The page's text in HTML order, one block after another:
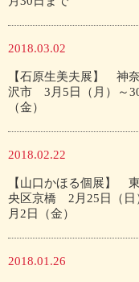
2018.03.02
【石原生美夫展】 神
沢市 3月5日（月）～
（金）
2018.02.22
【山口かほる個展】
央区京橋 2月25日（日
月2日（金）
2018.01.26